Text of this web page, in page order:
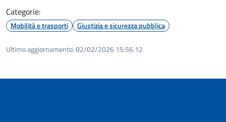
Categorie:
Mobilità e trasporti Giustizia e sicurezza pubblica
Ultimo aggiornamento:02/02/2026 15:56.12